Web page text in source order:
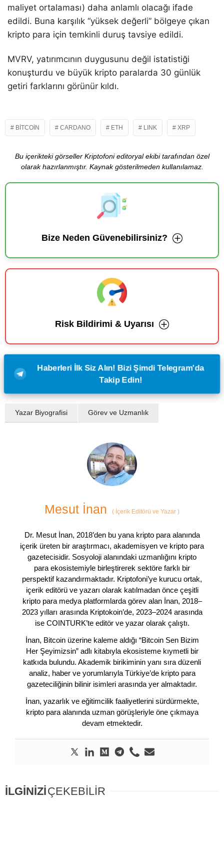
maliyet ortalaması) daha anlamlı olacağı ifade
edildi. Buna karşılık “yüksek değerli” bölgeye çıkan
kripto para için temkinli duruş tavsiye edildi.
MVRV, yatırımcının duygusunu değil istatistiği
konuşturdu ve büyük kripto paralarda 30 günlük
getiri farklarını görünür kıldı.
BITCOIN CARDANO ETH LINK XRP
Bu içerikteki görseller Kriptofoni editoryal ekibi tarafından özel
olarak hazırlanmıştır. Kaynak gösterilmeden kullanılamaz.
Bize Neden Güvenebilirsiniz?
Risk Bildirimi & Uyarısı
Haberleri İlk Siz Alın! Bizi Şimdi Telegram'da
Takip Edin!
Yazar Biyografisi Görev ve Uzmanlık
Mesut İnan ( İçerik Editörü ve Yazar )
Dr. Mesut İnan, 2018’den bu yana kripto para alanında
içerik üreten bir araştırmacı, akademisyen ve kripto para
gazetecisidir. Sosyoloji alanındaki uzmanlığını kripto
para ekosistemiyle birleştirerek sektöre farklı bir
perspektif kazandırmaktadır. Kriptofoni’ye kurucu ortak,
içerik editörü ve yazarı olarak katılmadan önce çeşitli
kripto para medya platformlarda görev alan İnan, 2018–
2023 yılları arasında Kriptokoin’de, 2023–2024 arasında
ise COINTURK’te editör ve yazar olarak çalıştı.
İnan, Bitcoin üzerine kaleme aldığı “Bitcoin Sen Bizim
Her Şeyimizsin” adlı kitabıyla ekosisteme kıymetli bir
katkıda bulundu. Akademik birikiminin yanı sıra düzenli
analiz, haber ve yorumlarıyla Türkiye’de kripto para
gazeteciliğinin bilinir isimleri arasında yer almaktadır.
İnan, yazarlık ve eğitimcilik faaliyetlerini sürdürmekte,
kripto para alanında uzman görüşleriyle öne çıkmaya
devam etmektedir.
İLGİNİZİÇEKEBİLİR